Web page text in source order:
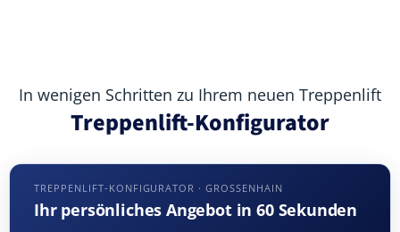
In wenigen Schritten zu Ihrem neuen Treppenlift
Treppenlift-Konfigurator
TREPPENLIFT-KONFIGURATOR · GROSSENHAIN
Ihr persönliches Angebot in 60 Sekunden